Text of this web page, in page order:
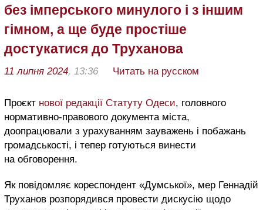
без імперського минулого і з іншим
гімном, а ще буде простіше
достукатися до Труханова
11 липня 2024, 13:36 Читать на русском
Проєкт нової редакції Статуту Одеси, головного
нормативно-правового документа міста,
доопрацювали з урахуванням зауважень і побажань
громадськості, і тепер готуються винести
на обговорення.
Як повідомляє кореспондент «Думської», мер Геннадій
Труханов розпорядився провести дискусію щодо